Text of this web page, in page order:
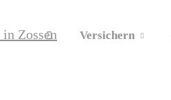
Versichern